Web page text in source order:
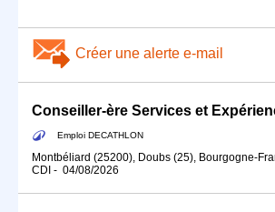
Créer une alerte e-mail
Emploi DECATHLON
Montbéliard (25200), Doubs (25), Bourgogne-
CDI - 04/08/2026